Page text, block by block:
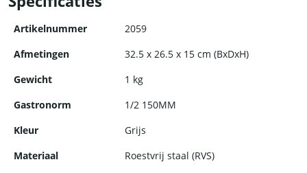
Kies voor kwaliteit en duurzaamheid met de RVS gastronorm
bak van HCB.
Artikelnummer
2059
Afmetingen
32.5 x 26.5 x 15 cm (BxDxH)
Gewicht
1 kg
Gastronorm
1/2 150MM
Kleur
Grijs
Materiaal
Roestvrij staal (RVS)